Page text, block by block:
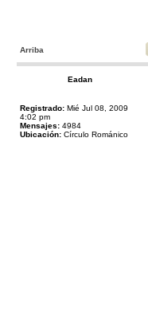
Arriba
Eadan
Registrado: Mié Jul 08, 2009
4:02 pm
Mensajes: 4984
Ubicación: Círculo Románico